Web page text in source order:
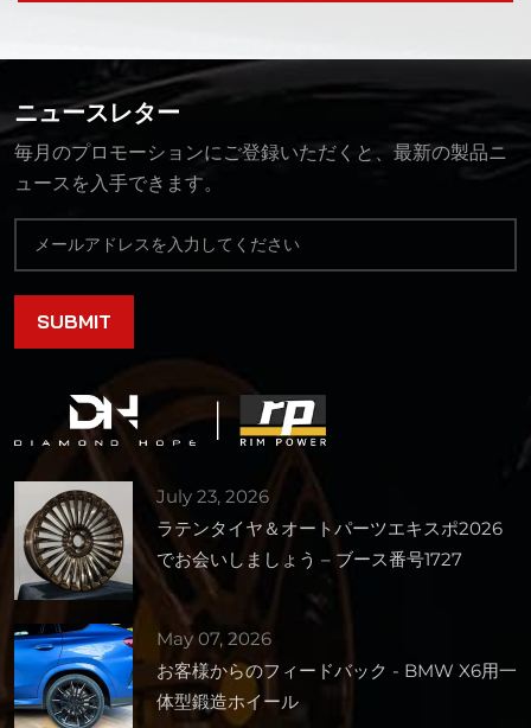
ニュースレター
毎月のプロモーションにご登録いただくと、最新の製品ニ
ュースを入手できます。
July 23, 2026
ラテンタイヤ＆オートパーツエキスポ2026
でお会いしましょう – ブース番号1727
May 07, 2026
お客様からのフィードバック - BMW X6用一
体型鍛造ホイール